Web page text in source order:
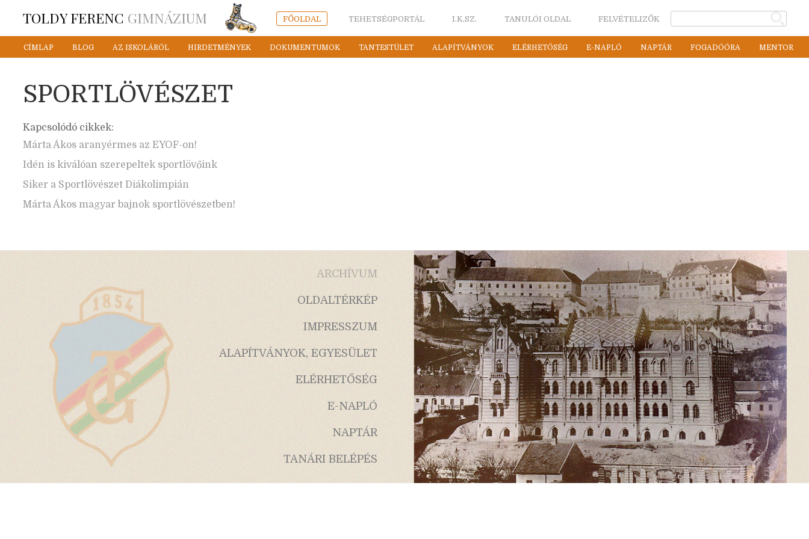
TOLDY FERENC GIMNÁZIUM FŐOLDAL TEHETSÉGPORTÁL I.K.SZ. TANULÓI OLDAL FELVÉTELIZŐK
CÍMLAP BLOG AZ ISKOLÁRÓL HIRDETMÉNYEK DOKUMENTUMOK TANTESTÜLET ALAPÍTVÁNYOK ELÉRHETŐSÉG E-NAPLÓ NAPTÁR FOGADÓÓRA MENTOR
SPORTLÖVÉSZET
Kapcsolódó cikkek:
Márta Ákos aranyérmes az EYOF-on!
Idén is kiválóan szerepeltek sportlövőink
Siker a Sportlövészet Diákolimpián
Márta Ákos magyar bajnok sportlövészetben!
ARCHÍVUM
OLDALTÉRKÉP
IMPRESSZUM
ALAPÍTVÁNYOK, EGYESÜLET
ELÉRHETŐSÉG
E-NAPLÓ
NAPTÁR
TANÁRI BELÉPÉS